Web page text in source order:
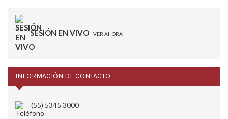
SESIÓN EN VIVO VER AHORA
INFORMACIÓN DE CONTACTO
(55) 5345 3000